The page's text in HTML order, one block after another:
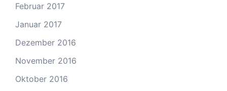
Februar 2017
Januar 2017
Dezember 2016
November 2016
Oktober 2016